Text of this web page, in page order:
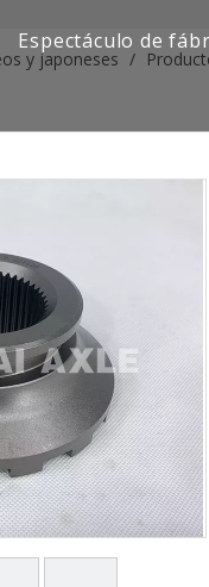
SAIC-lveco
Foton Auman
FAW Jiefang
Dongfeng
europea y
para
camiones
Espectáculo de
y japoneses /